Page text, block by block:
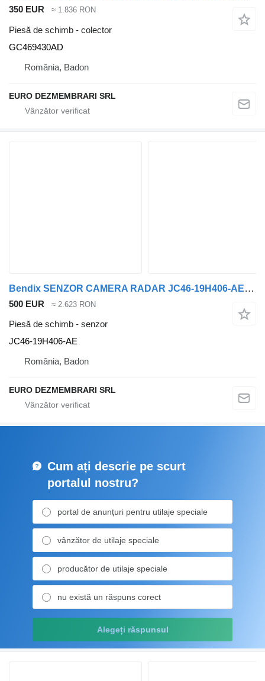
350 EUR ≈ 1.836 RON
Piesă de schimb - colector
GC469430AD
România, Badon
EURO DEZMEMBRARI SRL
Bendix SENZOR CAMERA RADAR JC46-19H406-AE pentru cap tractor Ford F-MAX CARGO
500 EUR ≈ 2.623 RON
Piesă de schimb - senzor
JC46-19H406-AE
România, Badon
EURO DEZMEMBRARI SRL
Cum ați descrie pe scurt
portalul nostru?
portal de anunțuri pentru utilaje speciale
vânzător de utilaje speciale
producător de utilaje speciale
nu există un răspuns corect
Alegeți răspunsul